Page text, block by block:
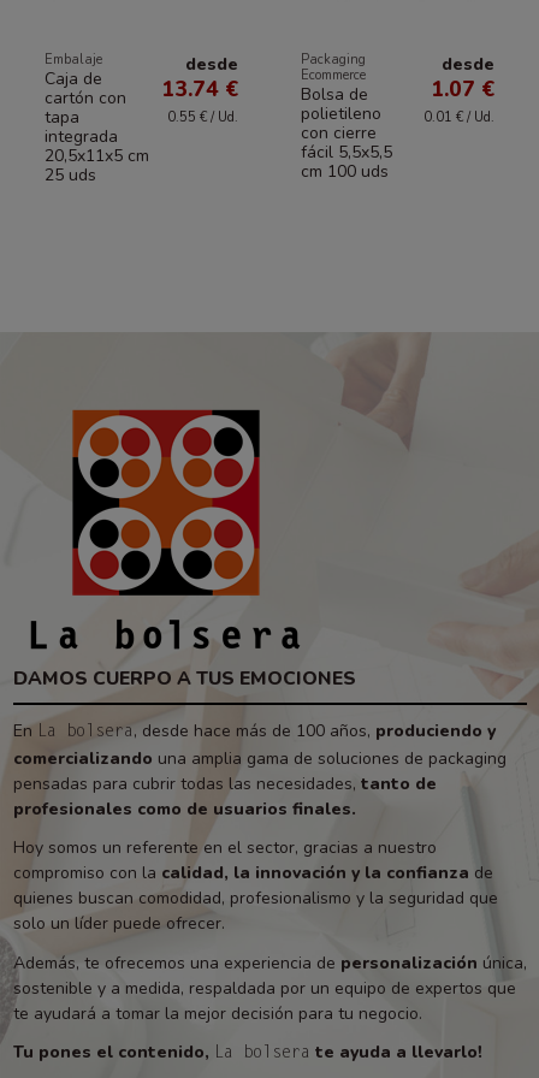
Embalaje
Caja de
cartón con
tapa
integrada
20,5x11x5 cm
25 uds
desde
13.74 €
0.55 € / Ud.
Packaging
Ecommerce
Bolsa de
polietileno
con cierre
fácil 5,5x5,5
cm 100 uds
desde
1.07 €
0.01 € / Ud.
DAMOS CUERPO A TUS EMOCIONES
En La bolsera , desde hace más de 100 años, produciendo y
comercializando una amplia gama de soluciones de packaging
pensadas para cubrir todas las necesidades, tanto de
profesionales como de usuarios finales.
Hoy somos un referente en el sector, gracias a nuestro
compromiso con la calidad, la innovación y la confianza de
quienes buscan comodidad, profesionalismo y la seguridad que
solo un líder puede ofrecer.
Además, te ofrecemos una experiencia de personalización única,
sostenible y a medida, respaldada por un equipo de expertos que
te ayudará a tomar la mejor decisión para tu negocio.
Tu pones el contenido, La bolsera te ayuda a llevarlo!